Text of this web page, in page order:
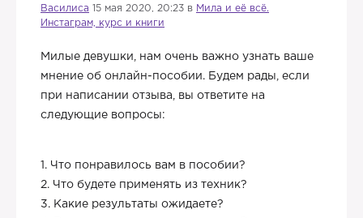
Василиса 15 мая 2020, 20:23 в Мила и её всё.
Инстаграм, курс и книги
Милые девушки, нам очень важно узнать ваше
мнение об онлайн-пособии. Будем рады, если
при написании отзыва, вы ответите на
следующие вопросы:
1. Что понравилось вам в пособии?
2. Что будете применять из техник?
3. Какие результаты ожидаете?